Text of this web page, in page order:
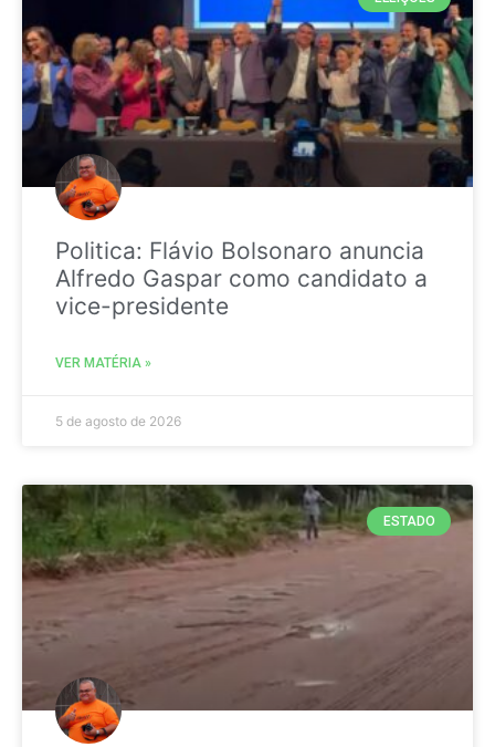
Politica: Flávio Bolsonaro anuncia
Alfredo Gaspar como candidato a
vice-presidente
VER MATÉRIA »
5 de agosto de 2026
ESTADO